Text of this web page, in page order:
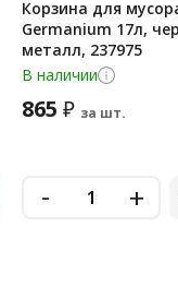
Корзина для
Germanium 17л,
металл, 237975
В наличии
865 ₽ за шт.
- +